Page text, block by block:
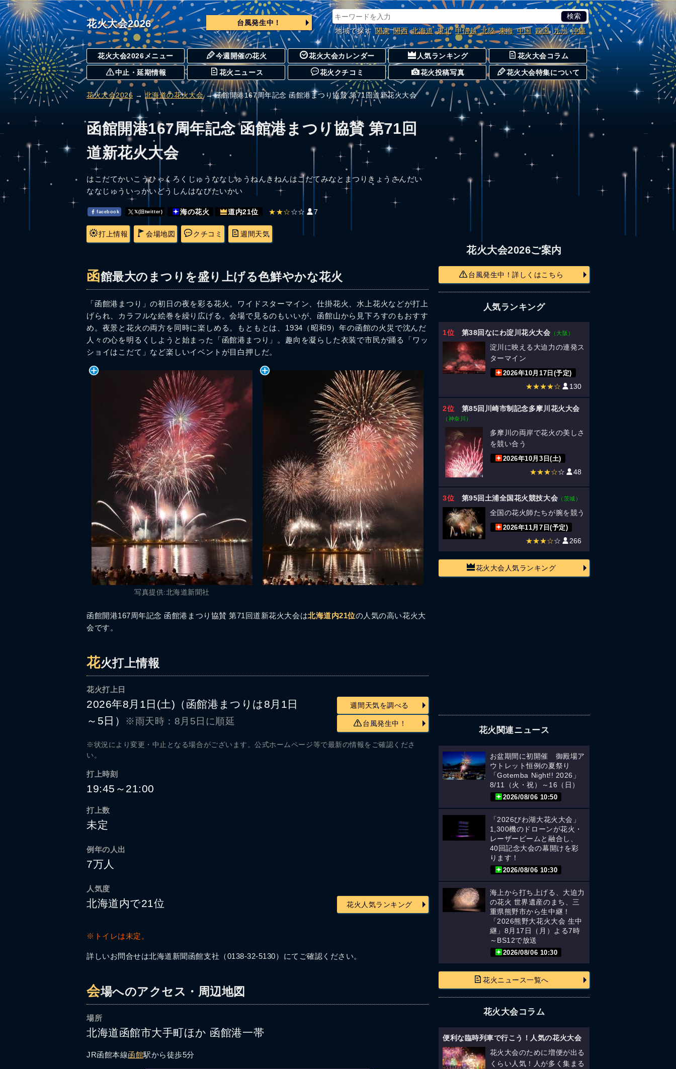
花火大会2026
台風発生中！
地域で探す 関東 関西 北海道 東北 甲信越 北陸 東海 中国 四国 九州 沖縄
花火大会2026メニュー 今週開催の花火 花火大会カレンダー 人気ランキング 花火大会コラム
中止・延期情報 花火ニュース 花火クチコミ 花火投稿写真 花火大会特集について
花火大会2026 →北海道の花火大会→ 函館開港167周年記念 函館港まつり協賛 第71回道新花火大会
函館開港167周年記念 函館港まつり協賛 第71回
道新花火大会
はこだてかいこうひゃくろくじゅうななしゅうねんきねんはこだてみなとまつりきょうさんだい
ななじゅういっかいどうしんはなびたいかい
facebook 𝕏(旧twitter) 海の花火 道内21位 ★★☆☆☆ 7
打上情報 会場地図 クチコミ 週間天気
函館最大のまつりを盛り上げる色鮮やかな花火
「函館港まつり」の初日の夜を彩る花火。ワイドスターマイン、仕掛花火、水上花火などが打上
げられ、カラフルな絵巻を繰り広げる。会場で見るのもいいが、函館山から見下ろすのもおすす
め。夜景と花火の両方を同時に楽しめる。もともとは、1934（昭和9）年の函館の火災で沈んだ
人々の心を明るくしようと始まった「函館港まつり」。趣向を凝らした衣装で市民が踊る「ワッ
ショイはこだて」など楽しいイベントが目白押しだ。
写真提供:北海道新聞社
函館開港167周年記念 函館港まつり協賛 第71回道新花火大会は北海道内21位の人気の高い花火大
会です。
花火打上情報
花火打上日
2026年8月1日(土)（函館港まつりは8月1日
～5日）
※雨天時：8月5日に順延
週間天気を調べる
台風発生中！
※状況により変更・中止となる場合がございます。公式ホームページ等で最新の情報をご確認くださ
い。
打上時刻
19:45～21:00
打上数
未定
例年の人出
7万人
人気度
北海道内で21位 花火人気ランキング
※トイレは未定。
詳しいお問合せは北海道新聞函館支社（0138-32-5130）にてご確認ください。
会場へのアクセス・周辺地図
場所
北海道函館市大手町ほか 函館港一帯
JR函館本線函館駅から徒歩5分
花火大会2026ご案内
台風発生中！詳しくはこちら
人気ランキング
1位 第38回なにわ淀川花火大会 （大阪）
淀川に映える大迫力の連発ス
ターマイン
2026年10月17日(予定)
★★★★☆ 130
2位 第85回川崎市制記念多摩川花火大会
（神奈川）
多摩川の両岸で花火の美しさ
を競い合う
2026年10月3日(土)
★★★☆☆ 48
3位 第95回土浦全国花火競技大会 （茨城）
全国の花火師たちが腕を競う
2026年11月7日(予定)
★★★☆☆ 266
花火大会人気ランキング
花火関連ニュース
お盆期間に初開催 御殿場ア
ウトレット恒例の夏祭り
「Gotemba Night!! 2026」
8/11（火・祝）～16（日）
2026/08/06 10:50
「2026びわ湖大花火大会」
1,300機のドローンが花火・
レーザービームと融合し、
40回記念大会の幕開けを彩
ります！
2026/08/06 10:30
海上から打ち上げる、大迫力
の花火 世界遺産のまち、三
重県熊野市から生中継！
「2026熊野大花火大会 生中
継」8月17日（月）よる7時
～BS12で放送
2026/08/06 10:30
花火ニュース一覧へ
花火大会コラム
便利な臨時列車で行こう！人気の花火大会
花火大会のために増便が出る
くらい人気！人が多く集まる